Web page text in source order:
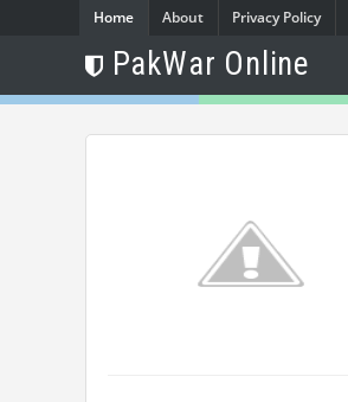
Home About Privacy Policy
PakWar Online